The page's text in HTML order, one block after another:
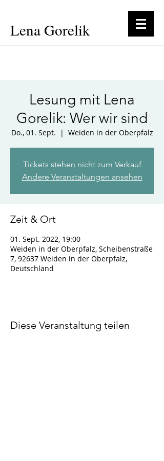
Lena Gorelik
Lesung mit Lena
Gorelik: Wer wir sind
Do., 01. Sept.
  |
Weiden in der Oberpfalz
Tickets stehen nicht zum Verkauf
Andere Veranstaltungen ansehen
Zeit & Ort
01. Sept. 2022, 19:00
Weiden in der Oberpfalz, Scheibenstraße
7, 92637 Weiden in der Oberpfalz,
Deutschland
Diese Veranstaltung teilen